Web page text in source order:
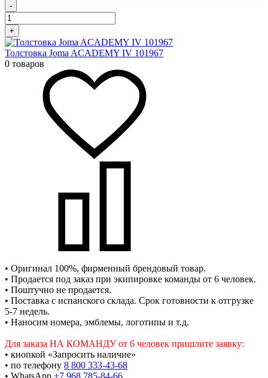
-
+
Толстовка Joma ACADEMY IV 101967
0 товаров
• Оригинал 100%, фирменный брендовый товар.
• Продается под заказ при экипировке команды от 6 человек.
• Поштучно не продается.
• Поставка с испанского склада. Срок готовности к отгрузке
5-7 недель.
• Наносим номера, эмблемы, логотипы и т.д.
Для заказа НА КОМАНДУ от 6 человек пришлите заявку:
• кнопкой «Запросить наличие»
• по телефону 8 800 333-43-68
• WhatsApp +7 968 785-84-66